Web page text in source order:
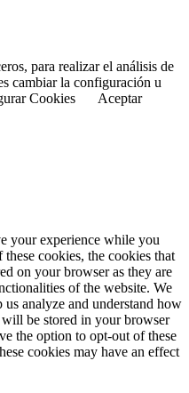
para realizar el análisis de
cambiar la configuración u
Cookies
Aceptar
your experience while you
cookies, the cookies that
on your browser as they are
of the website. We
analyze and understand how
be stored in your browser
the option to opt-out of these
cookies may have an effect